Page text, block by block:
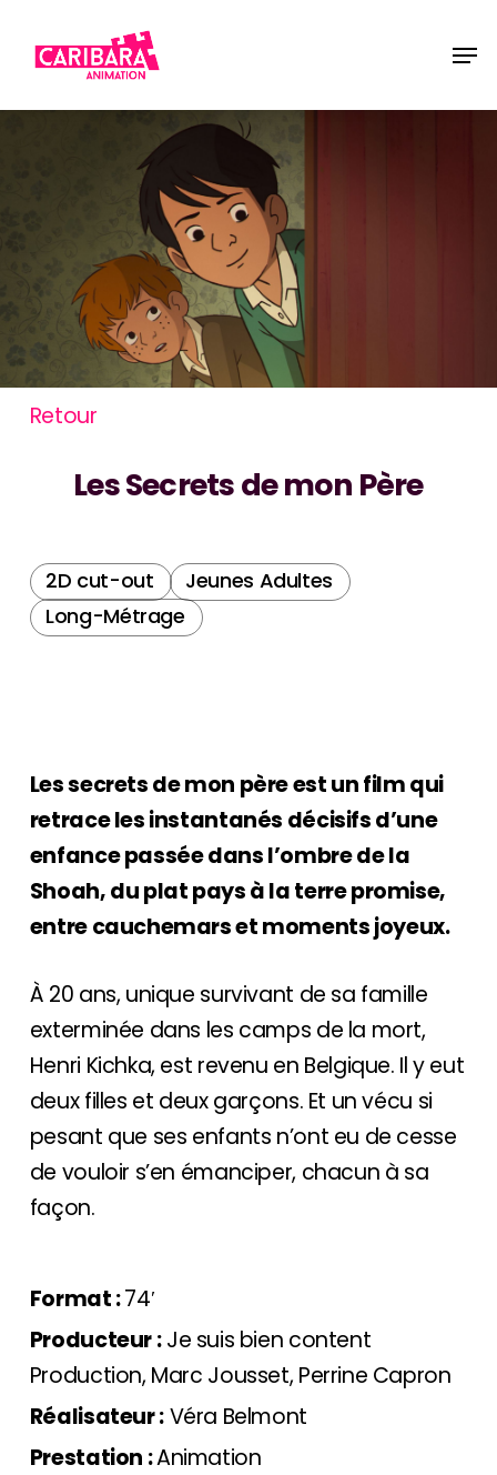
Retour
Les Secrets de mon Père
2D cut-out
Jeunes Adultes
Long-Métrage
Les secrets de mon père est un film qui
retrace les instantanés décisifs d’une
enfance passée dans l’ombre de la
Shoah, du plat pays à la terre promise,
entre cauchemars et moments joyeux.
À 20 ans, unique survivant de sa famille
exterminée dans les camps de la mort,
Henri Kichka, est revenu en Belgique. Il y eut
deux filles et deux garçons. Et un vécu si
pesant que ses enfants n’ont eu de cesse
de vouloir s’en émanciper, chacun à sa
façon.
Format :74′
Producteur : Je suis bien content
Production, Marc Jousset, Perrine Capron
Réalisateur :Véra Belmont
Prestation :Animation